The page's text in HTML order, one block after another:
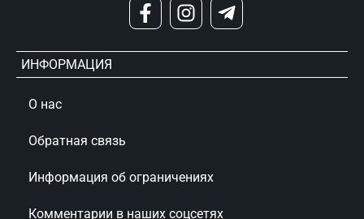
ИНФОРМАЦИЯ
О нас
Обратная связь
Информация об ограничениях
Комментарии в наших соцсетях